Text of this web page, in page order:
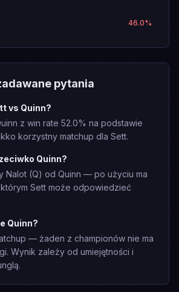
46.0%
pytania
vs Quinn?
z win rate 52.0% na podstawie
korzystny matchup dla Sett.
Quinn?
Nalot (Q) od Quinn — po użyciu ma
Sett może odpowiedzieć
Quinn?
— żaden z championów nie ma
Wynik zależy od umiejętności i